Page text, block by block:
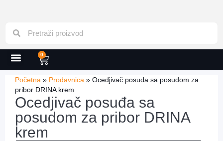
0
Početna » Prodavnica » Ocedjivač posuđa sa posudom za
pribor DRINA krem
Ocedjivač posuđa sa
posudom za pribor DRINA
krem